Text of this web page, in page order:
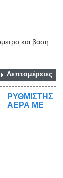
και βαση
Λεπτομέρειες
ΡΥΘΜΙΣΤΗΣ
ΑΕΡΑ ΜΕ